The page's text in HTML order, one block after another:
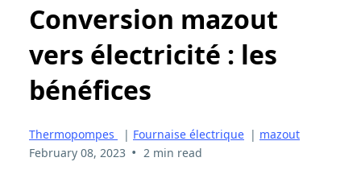
Conversion mazout
vers électricité : les
bénéfices
Thermopompes | Fournaise électrique | mazout
February 08, 2023 • 2 min read